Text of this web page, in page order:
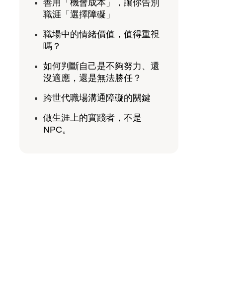
善用「機會成本」，讓你告別
職涯「選擇障礙」
職場中的情緒價值，值得重視
嗎？
如何判斷自己是不夠努力、還
沒適應，還是無法勝任？
跨世代職場溝通障礙的關鍵
做生涯上的實踐者，不是
NPC。